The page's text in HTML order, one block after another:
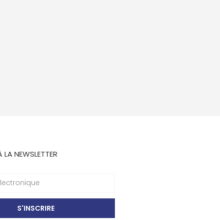
NEWSLETTER
S'INSCRIRE